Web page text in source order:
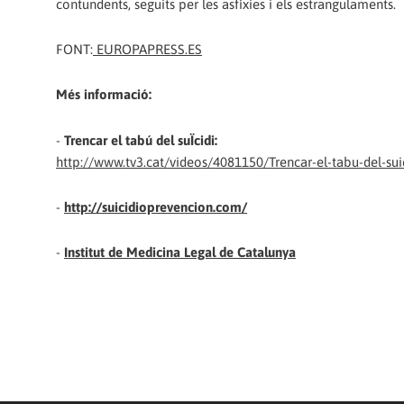
contundents, seguits per les asfíxies i els estrangulaments.
FONT: EUROPAPRESS.ES
Més informació:
- Trencar el tabú del suÏcidi:
http://www.tv3.cat/videos/4081150/Trencar-el-tabu-del-
- http://suicidioprevencion.com/
- Institut de Medicina Legal de Catalunya